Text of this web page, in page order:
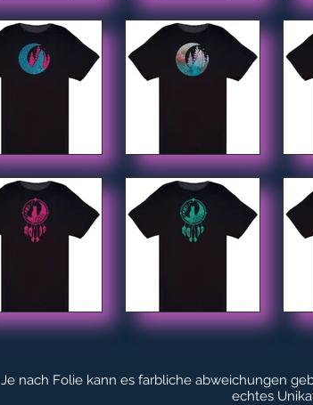
Je nach Folie kann es farbliche abweichungen
echtes